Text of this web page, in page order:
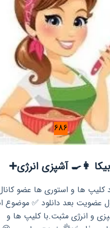
686
👩‍🍳 آشپزی انرژی➕
کلیپ ها و استوری ها عضو
عضویت بعد دانلود ✅ موضوع
و انرژی مثبت.با کلیپ ها و